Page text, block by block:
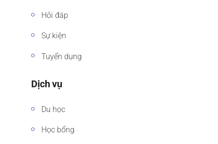
Hỏi đáp
Sự kiện
Tuyển dụng
Dịch vụ
Du học
Học bổng